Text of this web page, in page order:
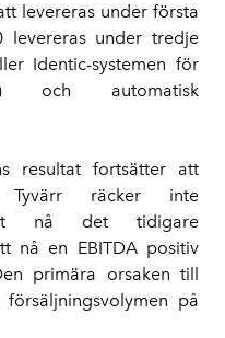
levereras under första
levereras under tredje
Identic-systemen för
och automatisk
resultat fortsätter att
räcker inte
nå det tidigare
nå en EBITDA positiv
primära orsaken till
på